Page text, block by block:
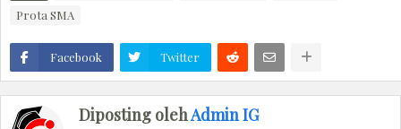
Prota SMA
Facebook Twitter
Diposting olehAdmin IG